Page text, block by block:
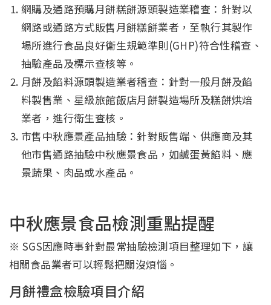
網購及通路預購月餅糕餅源頭製造業稽查：針對以
網路或通路方式販售月餅糕餅業者，至執行其製作
場所進行食品良好衛生規範準則(GHP)符合性稽查、
抽驗產品及標示查核等。
月餅及餡料源頭製造業者稽查：針對一般月餅及餡
料製售業、星級旅館飯店月餅製造場所及糕餅烘焙
業者，進行衛生查核。
市售中秋應景產品抽驗：針對販售端、供應商及其
他市售通路抽驗中秋應景食品，如鹹蛋黃餡料、應
景蔬果、肉品或水產品。
中秋應景食品檢測重點提醒
※ SGS因應時事針對最常抽驗檢測項目整理如下，讓
相關食品業者可以輕鬆把關沒煩惱。
月餅禮盒檢驗項目介紹